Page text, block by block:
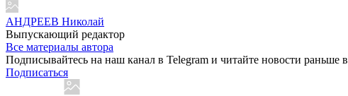
АНДРЕЕВ Николай
Выпускающий редактор
Все материалы автора
Подписывайтесь на наш канал в Telegram и читайте новости раньше
Подписаться